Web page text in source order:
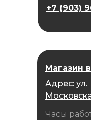
Часы
Магазин
Адрес: ул.
+7 (903)